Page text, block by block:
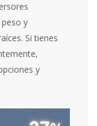
y
Si tienes
y